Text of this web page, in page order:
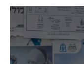
מזל טוב
קרן שותפים